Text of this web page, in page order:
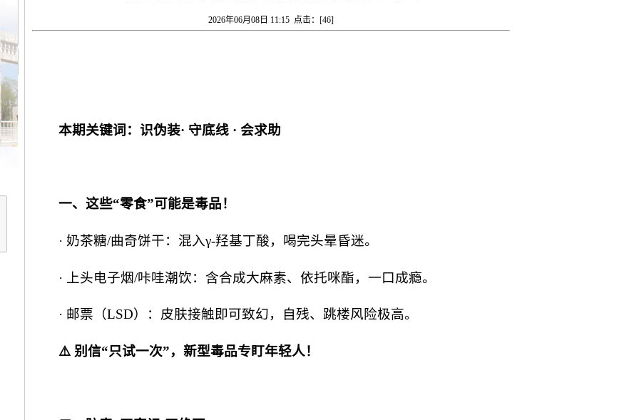
2026年06月08日 11:15 点击：[46]
本期关键词：识伪装· 守底线 · 会求助
一、这些“零食”可能是毒品！
· 奶茶糖/曲奇饼干：混入γ-羟基丁酸，喝完头晕昏迷。
· 上头电子烟/咔哇潮饮：含合成大麻素、依托咪酯，一口成瘾。
· 邮票（LSD）：皮肤接触即可致幻，自残、跳楼风险极高。
⚠️ 别信“只试一次”，新型毒品专盯年轻人！